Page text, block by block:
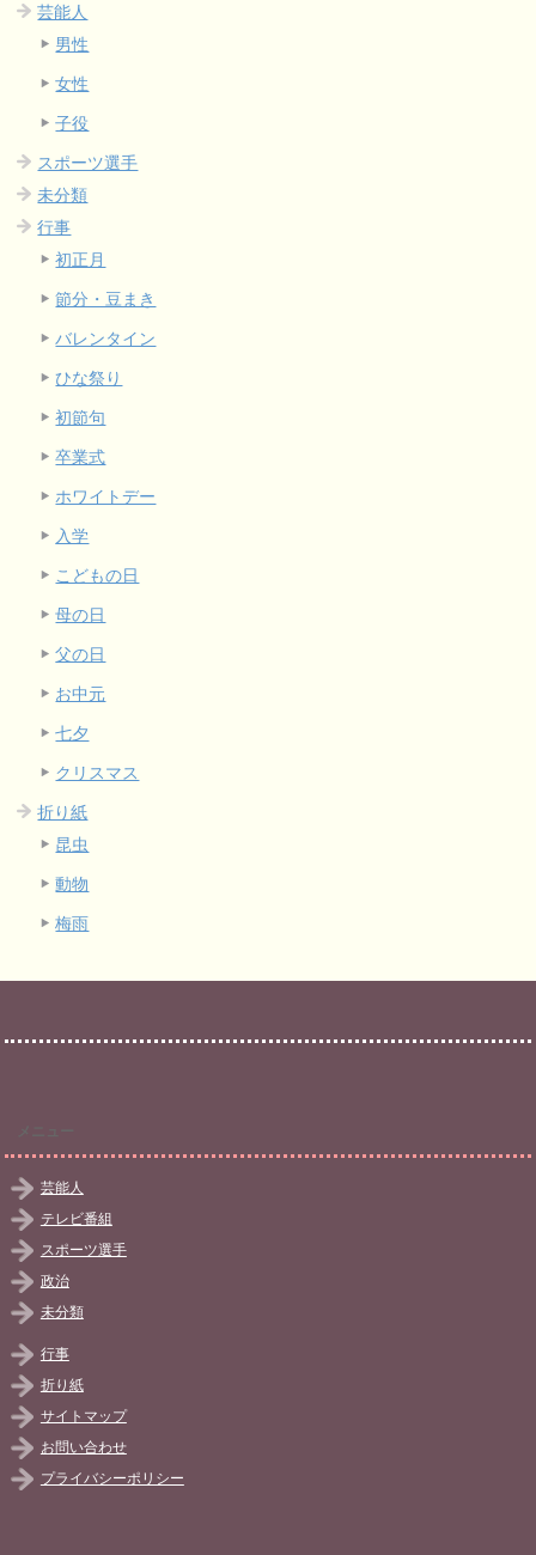
芸能人
男性
女性
子役
スポーツ選手
未分類
行事
初正月
節分・豆まき
バレンタイン
ひな祭り
初節句
卒業式
ホワイトデー
入学
こどもの日
母の日
父の日
お中元
七夕
クリスマス
折り紙
昆虫
動物
梅雨
芸能人
テレビ番組
スポーツ選手
政治
未分類
行事
折り紙
サイトマップ
お問い合わせ
プライバシーポリシー